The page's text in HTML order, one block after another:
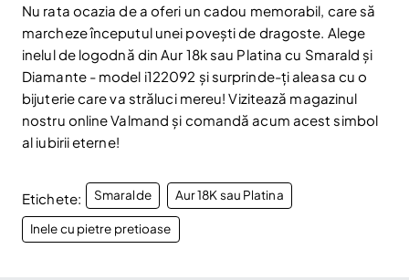
Nu rata ocazia de a oferi un cadou memorabil, care să
marcheze începutul unei povești de dragoste. Alege
inelul de logodnă din Aur 18k sau Platina cu Smarald și
Diamante - model i122092 și surprinde-ți aleasa cu o
bijuterie care va străluci mereu! Vizitează magazinul
nostru online Valmand și comandă acum acest simbol
al iubirii eterne!
Etichete: Smaralde Aur 18K sau Platina
Inele cu pietre pretioase